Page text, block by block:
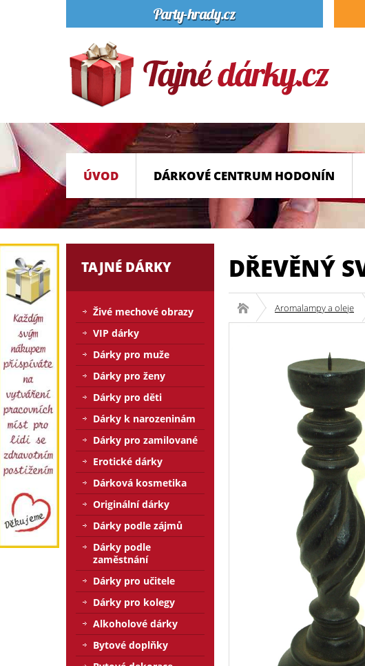
ÚVOD DÁRKOVÉ CENTRUM HODONÍN
DŘEVĚNÝ
Aromalampy a oleje
TAJNÉ DÁRKY
Živé mechové obrazy
VIP dárky
Dárky pro muže
Dárky pro ženy
Dárky pro děti
Dárky k narozeninám
Dárky pro zamilované
Erotické dárky
Dárková kosmetika
Originální dárky
Dárky podle zájmů
Dárky podle
zaměstnání
Dárky pro učitele
Dárky pro kolegy
Alkoholové dárky
Bytové doplňky